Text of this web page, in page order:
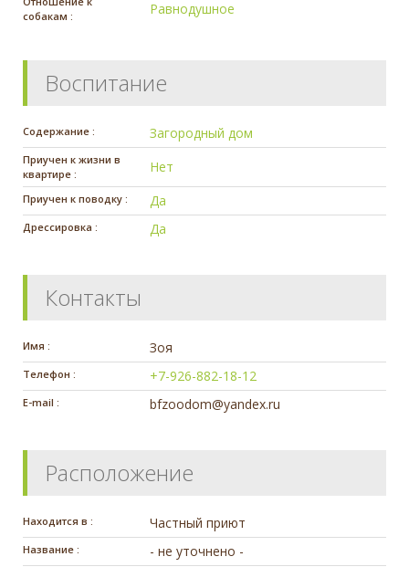
собакам :
Равнодушное
Воспитание
Содержание : Загородный дом
Приучен к жизни в
квартире :
Нет
Приучен к поводку : Да
Дрессировка : Да
Контакты
Имя : Зоя
Телефон : +7-926-882-18-12
E-mail : bfzoodom@yandex.ru
Расположение
Находится в : Частный приют
Название : - не уточнено -